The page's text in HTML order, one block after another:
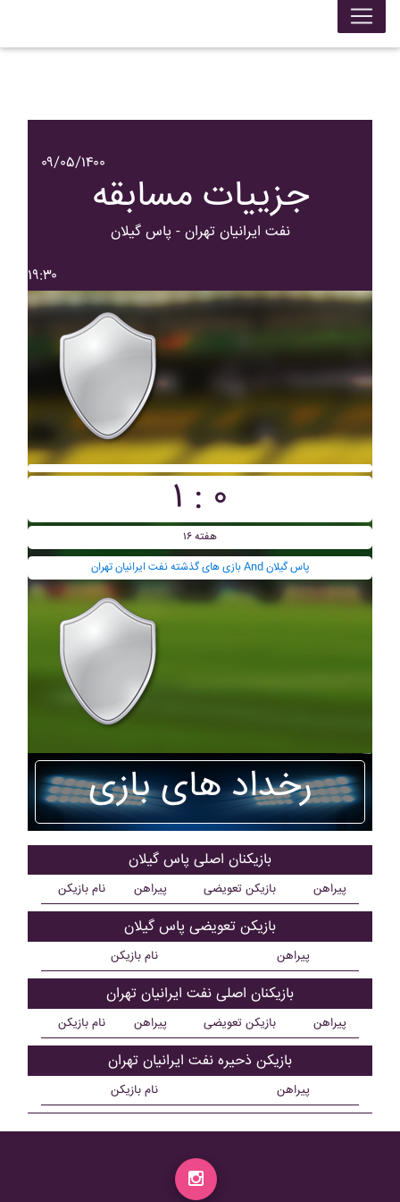
۰۹/۰۵/۱۴۰۰
جزییات مسابقه
نفت ايرانيان تهران - پاس گيلان
۱۹:۳۰
۱ : ۰
هفته ۱۶
بازی های گذشته نفت ايرانيان تهران And پاس گيلان
رخداد های بازی
بازیکنان اصلی پاس گيلان
نام بازیکن پیراهن بازیکن تعویضی پیراهن
بازیکن تعویضی پاس گيلان
نام بازیکن پیراهن
بازیکنان اصلی نفت ايرانيان تهران
نام بازیکن پیراهن بازیکن تعویضی پیراهن
بازیکن ذحیره نفت ايرانيان تهران
نام بازیکن پیراهن